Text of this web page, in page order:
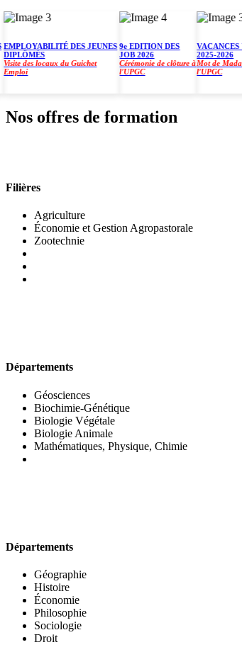
DES JEUNES
des locaux du Guichet
9e EDITION DES
JOB 2026
Cérémonie de clôture à
l'UPGC
VACANCES
2025-2026
Mot de Madame
l'UPGC
Nos offres de formation
Filières
Agriculture
Économie et Gestion Agropastorale
Zootechnie
Départements
Géosciences
Biochimie-Génétique
Biologie Végétale
Biologie Animale
Mathématiques, Physique, Chimie
Départements
Géographie
Histoire
Économie
Philosophie
Sociologie
Droit